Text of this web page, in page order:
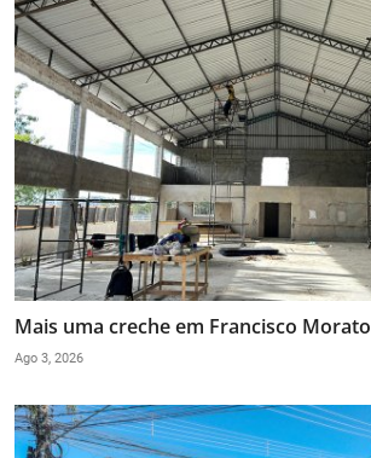
Mais uma creche em Francisco Morato
Ago 3, 2026